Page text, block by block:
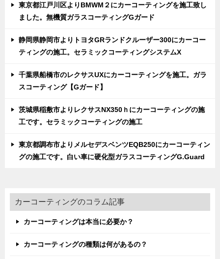
東京都江戸川区よりBMWM２にカーコーティングを施工致し
ました。無機質ガラスコーティングGガード
静岡県静岡市よりトヨタGRランドクルーザー300にカーコー
ティングの施工。セラミックコーティングシステムX
千葉県船橋市のレクサスUXにカーコーティングを施工。ガラ
スコーティング【Gガード】
茨城県稲敷市よりレクサスNX350ｈにカーコーティングの施
工です。セラミックコーティングの施工
東京都調布市よりメルセデスベンツEQB250にカーコーティン
グの施工です。白い車に硬化型ガラスコーティングG.Guard
カーコーティングのコラム記事
カーコーティングは本当に必要か？
カーコーティングの種類は何があるの？